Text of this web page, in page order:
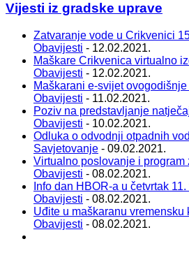
Vijesti iz gradske uprave
Zatvaranje vode u Crikvenici
Obavijesti - 12.02.2021.
Maškare Crikvenica virtualno
Obavijesti - 12.02.2021.
Maškarani e-svijet
Obavijesti - 11.02.2021.
Poziv na predstavljanje
Obavijesti - 10.02.2021.
Odluka o odvodnji otpadnih
Savjetovanje - 09.02.2021.
Virtualno poslovanje i
Obavijesti - 08.02.2021.
Info dan HBOR-a u četvrtak
Obavijesti - 08.02.2021.
Uđite u maškaranu
Obavijesti - 08.02.2021.